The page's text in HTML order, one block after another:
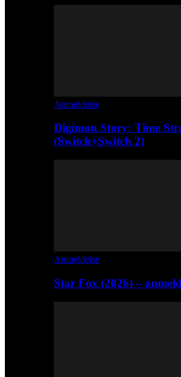
Anmeldelse
Digimon Story: Time
(Switch+Switch 2)
Anmeldelse
Star Fox (2026) –